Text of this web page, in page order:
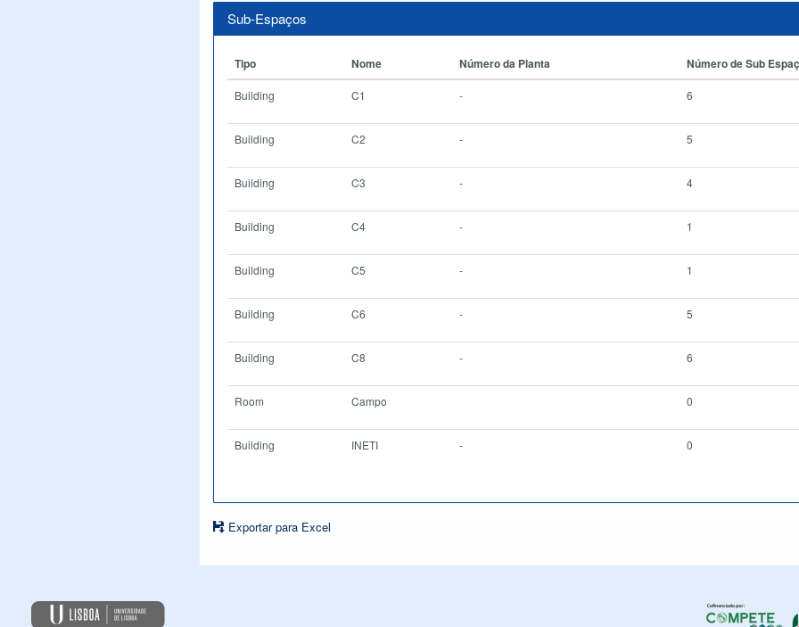
Sub-Espaços
Tipo Nome Número da Planta Número de Sub
Building C1 - 6
Building C2 - 5
Building C3 - 4
Building C4 - 1
Building C5 - 1
Building C6 - 5
Building C8 - 6
Room Campo 0
Building INETI - 0
Exportar para Excel